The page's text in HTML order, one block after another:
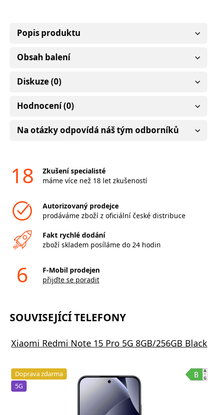
Popis produktu
Obsah balení
Diskuze (0)
Hodnocení (0)
Na otázky odpovídá náš tým odborníků
18
Zkušení specialisté
máme více než 18 let zkušeností
Autorizovaný prodejce
prodáváme zboží z oficiální české distribuce
Fakt rychlé dodání
zboží skladem posíláme do 24 hodin
6
F-Mobil prodejen
přijďte se poradit
SOUVISEJÍCÍ TELEFONY
Xiaomi Redmi Note 15 Pro 5G 8GB/256GB Black
Doprava zdarma
5G